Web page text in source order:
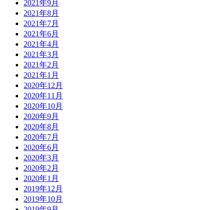
2021年9月
2021年8月
2021年7月
2021年6月
2021年4月
2021年3月
2021年2月
2021年1月
2020年12月
2020年11月
2020年10月
2020年9月
2020年8月
2020年7月
2020年6月
2020年3月
2020年2月
2020年1月
2019年12月
2019年10月